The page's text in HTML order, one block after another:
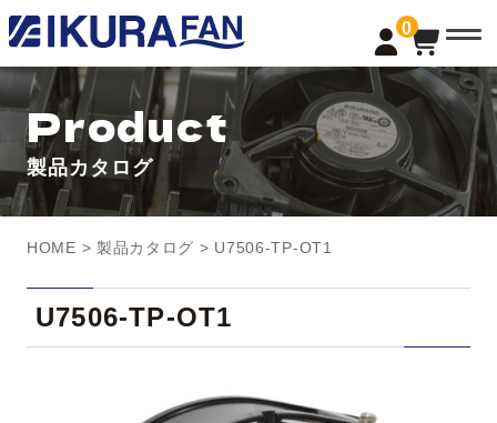
0
t
o
g
l
e
a
v
i
g
a
n
Product
製品カタログ
HOME > 製品カタログ > U7506-TP-OT1
U7506-TP-OT1